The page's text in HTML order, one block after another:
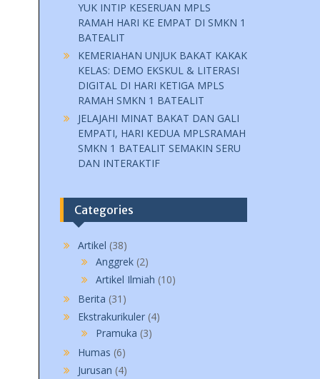
YUK INTIP KESERUAN MPLS
RAMAH HARI KE EMPAT DI SMKN 1
BATEALIT
KEMERIAHAN UNJUK BAKAT KAKAK
KELAS: DEMO EKSKUL & LITERASI
DIGITAL DI HARI KETIGA MPLS
RAMAH SMKN 1 BATEALIT
JELAJAHI MINAT BAKAT DAN GALI
EMPATI, HARI KEDUA MPLSRAMAH
SMKN 1 BATEALIT SEMAKIN SERU
DAN INTERAKTIF
Categories
Artikel (38)
Anggrek(2)
Artikel Ilmiah (10)
Berita (31)
Ekstrakurikuler(4)
Pramuka (3)
Humas (6)
Jurusan (4)